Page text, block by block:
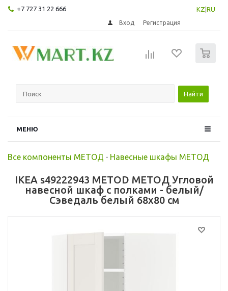
+7 727 31 22 666 KZ RU
Вход Регистрация
Найти
МЕНЮ
Все компоненты МЕТОД - Навесные шкафы МЕТОД
IKEA s49222943 METOD МЕТОД Угловой
навесной шкаф с полками - белый/
Сэведаль белый 68x80 см